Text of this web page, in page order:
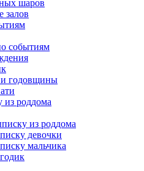
шаров
залов
событиям
годовщины
роддома
из роддома
девочки
мальчика